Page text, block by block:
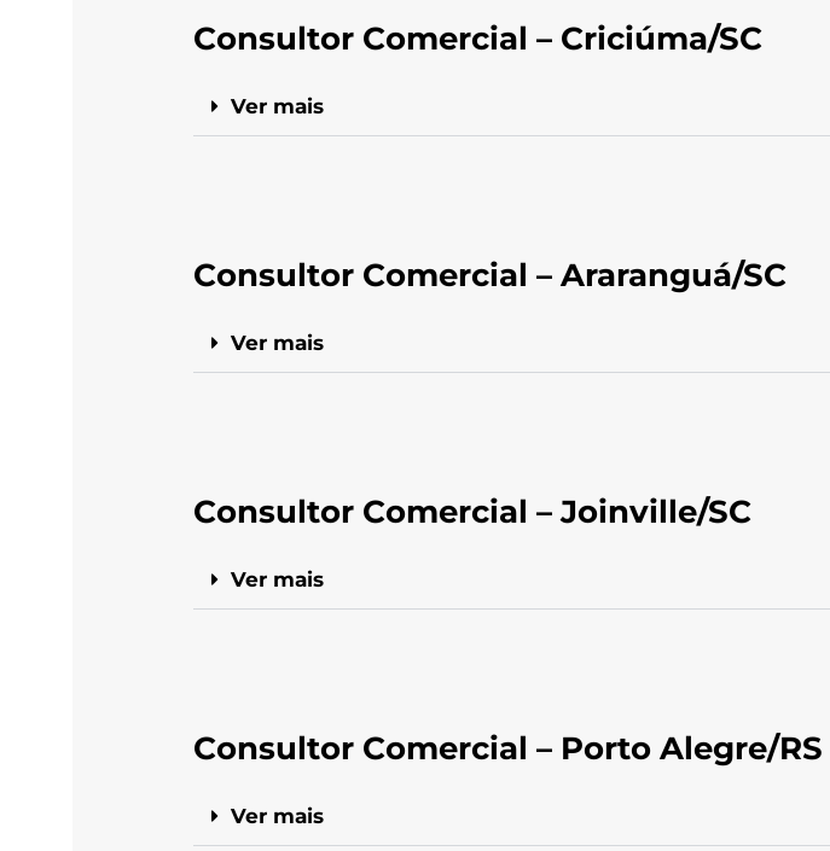
Consultor Comercial – Criciúma/SC
Ver mais
Consultor Comercial – Araranguá/SC
Ver mais
Consultor Comercial – Joinville/SC
Ver mais
Consultor Comercial – Porto Alegre/RS
Ver mais